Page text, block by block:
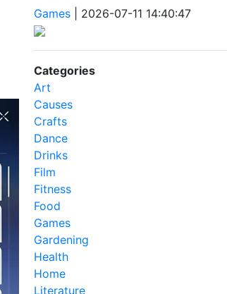
Games| 2026-07-11 14:40:47
Categories
Art
Causes
Crafts
Dance
Drinks
Film
Fitness
Food
Games
Gardening
Health
Home
Literature